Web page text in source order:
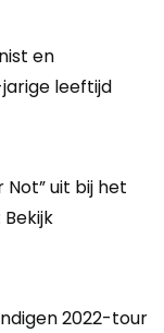
en
leeftijd
Not” uit bij het
2022-tour